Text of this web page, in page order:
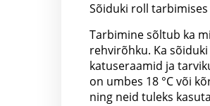
Sõiduki roll tarbimises
Tarbimine sõltub ka
rehvirõhku. Ka
katuseraamid ja
on umbes 18 °C või
ning neid tuleks